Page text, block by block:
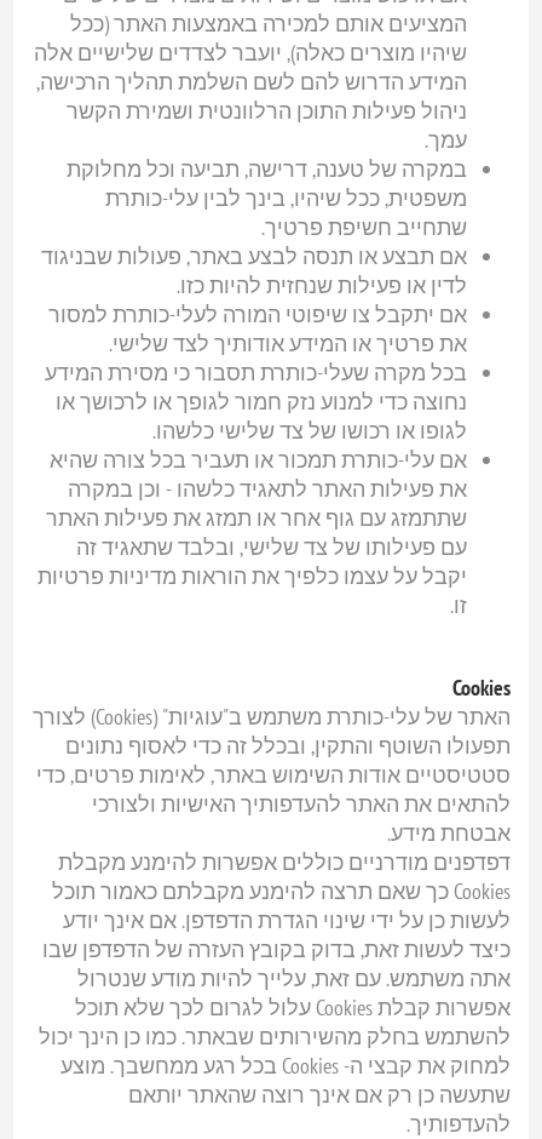
המציעים אותם למכירה באמצעות האתר (ככל
שיהיו מוצרים כאלה), יועבר לצדדים שלישיים אלה
המידע הדרוש להם לשם השלמת תהליך הרכישה,
ניהול פעילות התוכן הרלוונטית ושמירת הקשר
עמך.
במקרה של טענה, דרישה, תביעה וכל מחלוקת
משפטית, ככל שיהיו, בינך לבין עלי-כותרת
שתחייב חשיפת פרטיך.
אם תבצע או תנסה לבצע באתר, פעולות שבניגוד
לדין או פעילות שנחזית להיות כזו.
אם יתקבל צו שיפוטי המורה לעלי-כותרת למסור
את פרטיך או המידע אודותיך לצד שלישי.
בכל מקרה שעלי-כותרת תסבור כי מסירת המידע
נחוצה כדי למנוע נזק חמור לגופך או לרכושך או
לגופו או רכושו של צד שלישי כלשהו.
אם עלי-כותרת תמכור או תעביר בכל צורה שהיא
את פעילות האתר לתאגיד כלשהו - וכן במקרה
שתתמזג עם גוף אחר או תמזג את פעילות האתר
עם פעילותו של צד שלישי, ובלבד שתאגיד זה
יקבל על עצמו כלפיך את הוראות מדיניות פרטיות
זו.
Cookies
האתר של עלי-כותרת משתמש ב"עוגיות" (Cookies) לצורך
תפעולו השוטף והתקין, ובכלל זה כדי לאסוף נתונים
סטטיסטיים אודות השימוש באתר, לאימות פרטים, כדי
להתאים את האתר להעדפותיך האישיות ולצורכי
אבטחת מידע.
דפדפנים מודרניים כוללים אפשרות להימנע מקבלת
Cookies כך שאם תרצה להימנע מקבלתם כאמור תוכל
לעשות כן על ידי שינוי הגדרת הדפדפן. אם אינך יודע
כיצד לעשות זאת, בדוק בקובץ העזרה של הדפדפן שבו
אתה משתמש. עם זאת, עלייך להיות מודע שנטרול
אפשרות קבלת Cookies עלול לגרום לכך שלא תוכל
להשתמש בחלק מהשירותים שבאתר. כמו כן הינך יכול
למחוק את קבצי ה- Cookies בכל רגע ממחשבך. מוצע
שתעשה כן רק אם אינך רוצה שהאתר יותאם
להעדפותיך.